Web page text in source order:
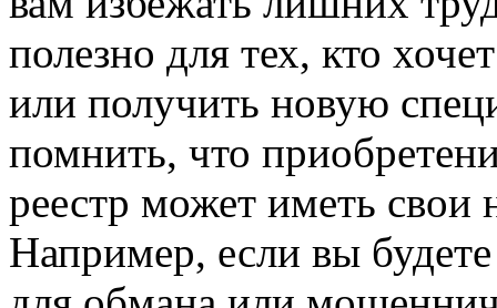
полезно для тех, кто
или получить новую
помнить, что
реестр может иметь свои
Например, если вы